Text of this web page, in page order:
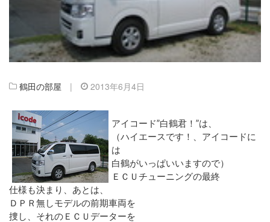
鶴田の部屋 | 2013年6月4日
アイコード”白鶴君！”は、
（ハイエースです！、アイコードに
は
白鶴がいっぱいいますので）
ＥＣＵチューニングの最終
仕様も決まり、あとは、
ＤＰＲ無しモデルの前期車両を
捜し、それのＥＣＵデーターを